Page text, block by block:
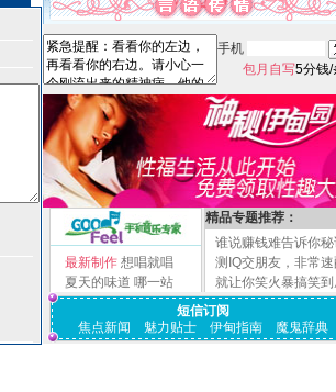
手机
包月自写5分钱/
最新制作 想唱就唱
夏天的味道 哪一站
精品专题推荐：
谁说赚钱难告诉你秘
测IQ交朋友，非常速
就让你笑火暴搞笑到
短信订阅
焦点新闻
魅力贴士 伊甸指南 魔鬼辞典